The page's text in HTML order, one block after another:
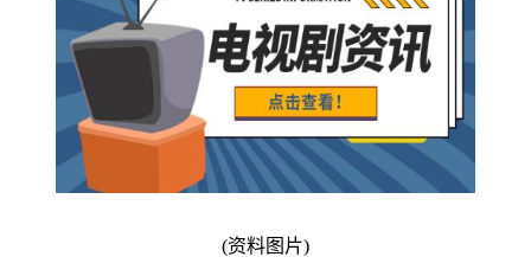
(资料图片)